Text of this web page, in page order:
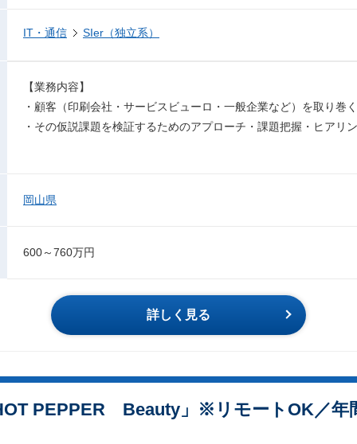
IT・通信 SIer（独立系）
【業務内容】
・顧客（印刷会社・サービスビューロ・一般企業など）を取り巻
・その仮説課題を検証するためのアプローチ・課題把握・ヒアリ
岡山県
600～760万円
詳しく見る
PEPPER Beauty」※リモートOK／年